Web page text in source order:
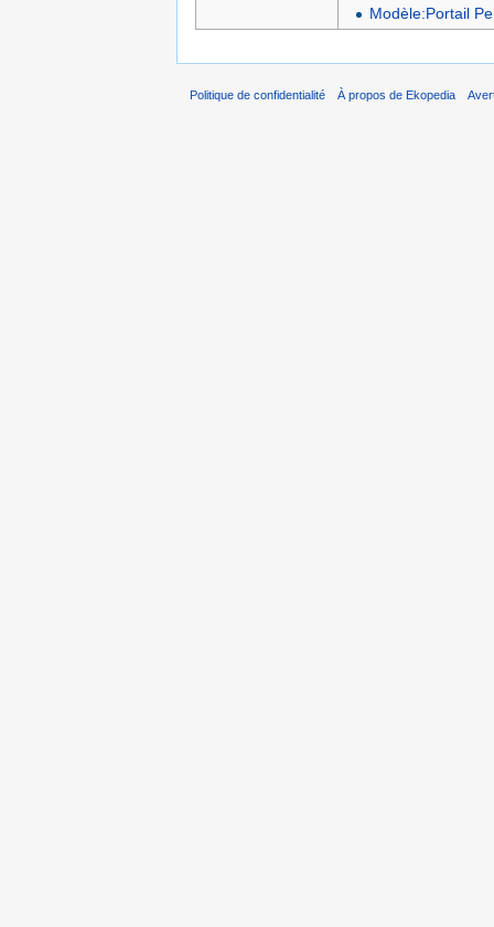
Modèle:Portail
Politique de confidentialité À propos de Ekopedia